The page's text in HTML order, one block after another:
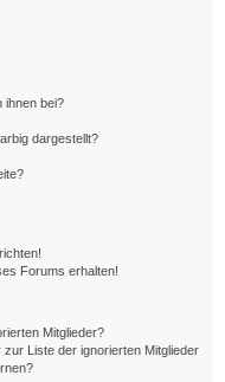
ihnen bei?
dargestellt?
Forums erhalten!
Mitglieder?
Liste der ignorierten Mitglieder